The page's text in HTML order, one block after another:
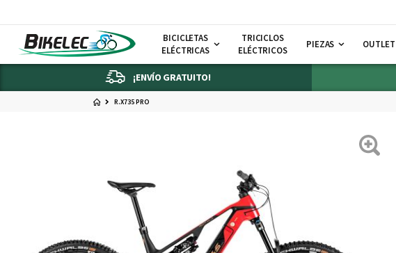
BICICLETAS
ELÉCTRICAS
TRICICLOS
ELÉCTRICOS
PIEZAS OUTLET
¡ENVÍO GRATUITO!
R.X735 PRO